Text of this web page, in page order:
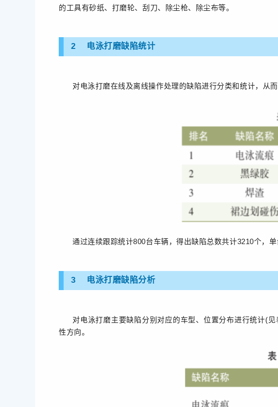
的工具有砂纸、打磨轮、刮刀、除尘枪、除尘布等。
2 电泳打磨缺陷统计
对电泳打磨在线及离线操作处理的缺陷进行分类和统计，从
通过连续跟踪统计800台车辆，得出缺陷总数共计3210个，
3 电泳打磨缺陷分析
对电泳打磨主要缺陷分别对应的车型、位置分布进行统计(
性方向。